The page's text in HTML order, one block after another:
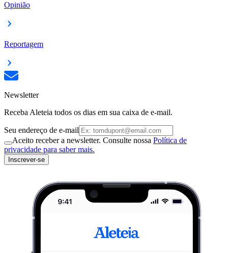
Opinião
Reportagem
Newsletter
Receba Aleteia todos os dias em sua caixa de e-mail.
Seu endereço de e-mail
Aceito receber a newsletter. Consulte nossa Política de
privacidade para saber mais.
Inscrever-se